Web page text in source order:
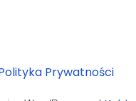
Prywatności